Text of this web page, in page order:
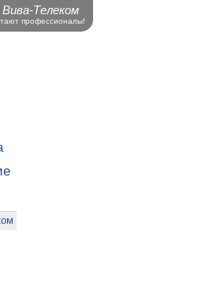
Телеком
профессионалы!